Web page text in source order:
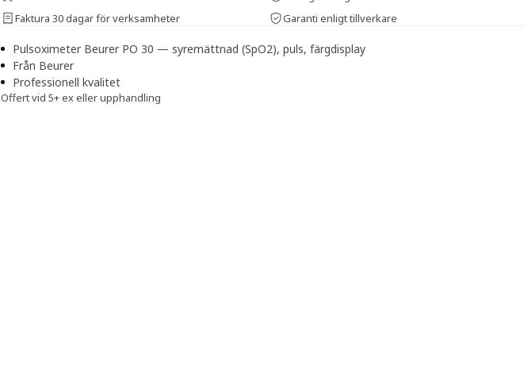
Faktura 30 dagar för verksamheter
Garanti enligt tillverkare
Pulsoximeter Beurer PO 30 — syremättnad (SpO2), puls, färgdisplay
Från Beurer
Professionell kvalitet
Offert vid 5+ ex eller upphandling